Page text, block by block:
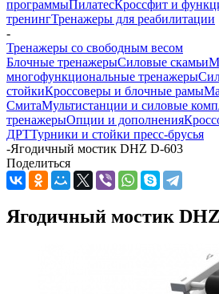
программыПилатесКроссфит и
тренингТренажеры для реабилитации
-
Тренажеры со свободным весом
Блочные тренажерыСиловые скамьи
многофункциональные тренажеры
стойкиКроссоверы и блочные рамы
СмитаМультистанции и силовые
тренажерыОпции и дополнения
ДРТТурники и стойки пресс-брусья
-Ягодичный мостик DHZ D-603
Поделиться
Ягодичный мостик